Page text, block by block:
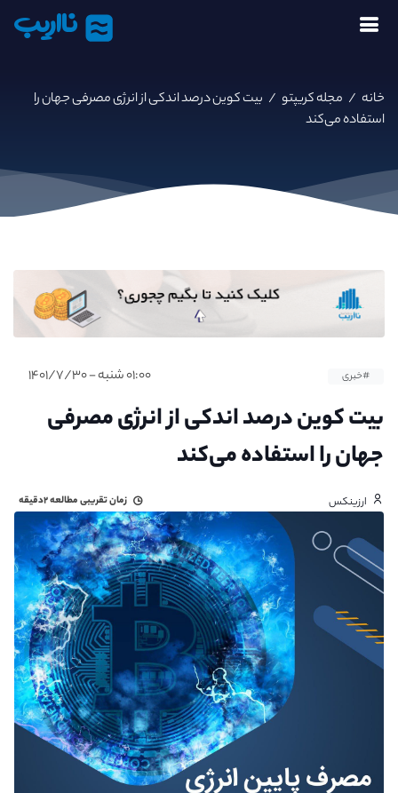
نااریب
خانه / مجله کریپتو / بیت کوین درصد اندکی از انرژی مصرفی جهان را
استفاده می‌کند
#خبری ۰۱:۰۰ شنبه - ۱۴۰۱/۷/۳۰
بیت کوین درصد اندکی از انرژی مصرفی
جهان را استفاده می‌کند
ارزینکس زمان تقریبی مطالعه۲دقیقه